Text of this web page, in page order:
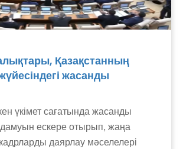
Қазақстанның
жасанды
үкімет сағатында жасанды
дамуын ескере отырып, жаңа
даярлау мәселелері